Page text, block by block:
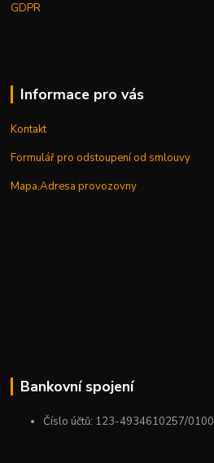
GDPR
Informace pro vás
Kontakt
Formulář pro odstoupení od smlouvy
Mapa,Adresa provozovny
Bankovní spojení
Číslo účtů: 123-4934610257/0100